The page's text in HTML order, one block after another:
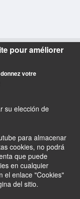
pour améliorer
votre
su elección de
para almacenar
cookies, no podrá
que puede
en cualquier
el enlace "Cookies"
del sitio.